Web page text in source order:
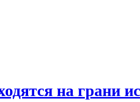
на грани